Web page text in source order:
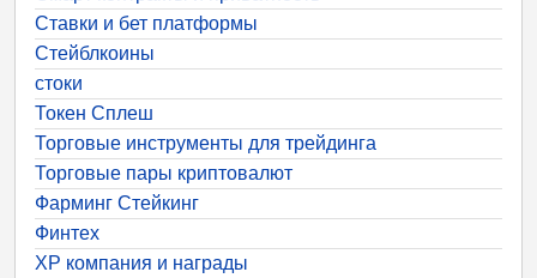
Ставки и бет платформы
Стейблкоины
стоки
Токен Сплеш
Торговые инструменты для трейдинга
Торговые пары криптовалют
Фарминг Стейкинг
Финтех
ХР компания и награды